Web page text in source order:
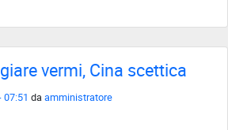
vermi, Cina scettica
daamministratore